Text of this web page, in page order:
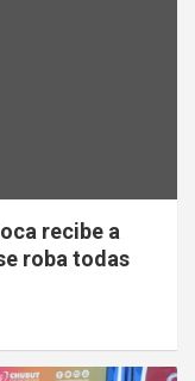
recibe a
roba todas